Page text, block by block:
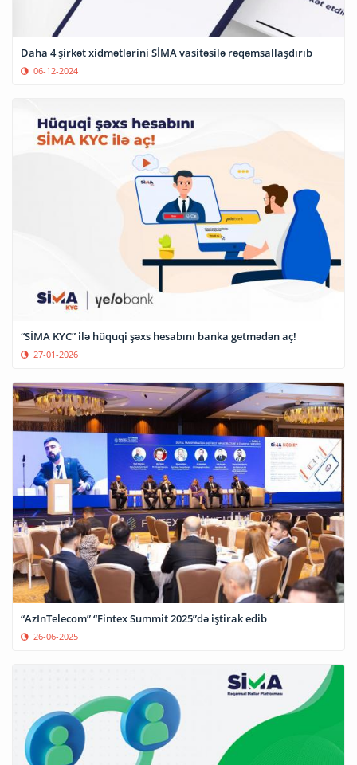
Daha 4 şirkət xidmətlərini SİMA vasitəsilə rəqəmsallaşdırıb
06-12-2024
“SİMA KYC” ilə hüquqi şəxs hesabını banka getmədən aç!
27-01-2026
“AzInTelecom” “Fintex Summit 2025”də iştirak edib
26-06-2025